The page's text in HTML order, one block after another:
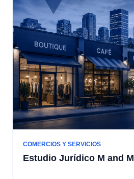
COMERCIOS Y SERVICIOS
Estudio Jurídico M and M